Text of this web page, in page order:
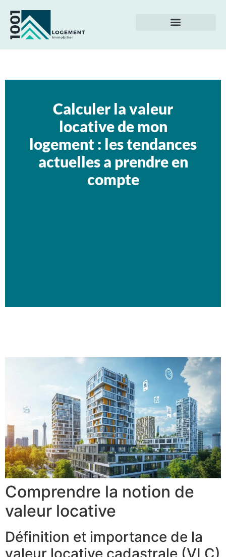
Calculer la valeur
locative de mon
logement : les tendances
actuelles a prendre en
compte
Comprendre la notion de
valeur locative
Définition et importance de la
valeur locative cadastrale (VLC)